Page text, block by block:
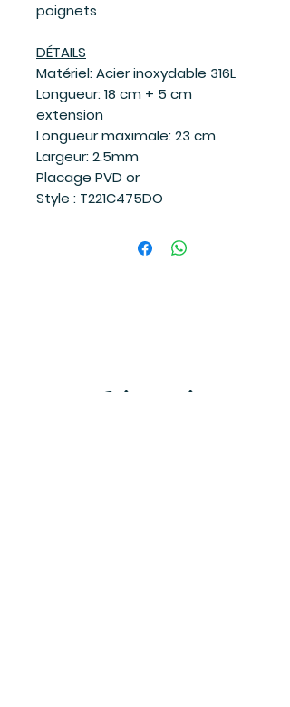
poignets
DÉTAILS
Matériel: Acier inoxydable 316L
Longueur: 18 cm + 5 cm
extension
Longueur maximale: 23 cm
Largeur: 2.5mm
Placage PVD or
Style : T221C475DO
Suivez-moi